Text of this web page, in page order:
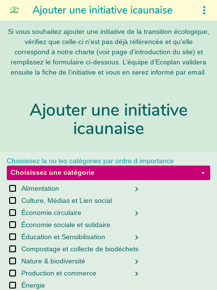
Ajouter une initiative icaunaise
Si vous souhaitez ajouter une initiative de la transition écologique,
vérifiez que celle-ci n'est pas déjà référencée et qu'elle
correspond à notre charte (voir page d'introduction du site) et
remplissez le formulaire ci-dessous. L’équipe d’Ecoplan validera
ensuite la fiche de l’initiative et vous en serez informé par email.
Ajouter une initiative
icaunaise
Choisissez la ou les catégories par ordre d importance
Choisissez une catégorie
Alimentation
Culture, Médias et Lien social
Économie circulaire
Économie sociale et solidaire
Éducation et Sensibilisation
Compostage et collecte de biodéchets
Nature & biodiversité
Production et commerce
Énergie